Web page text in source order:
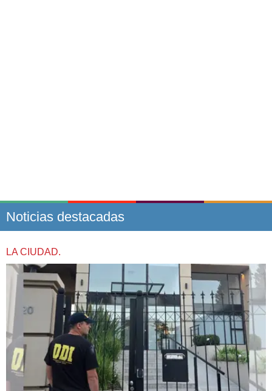
Noticias destacadas
LA CIUDAD.